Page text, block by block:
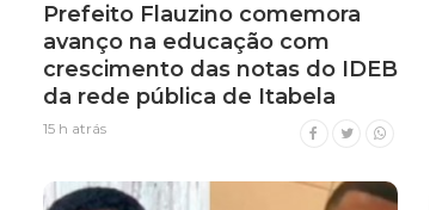
Prefeito Flauzino comemora
avanço na educação com
crescimento das notas do IDEB
da rede pública de Itabela
15 h atrás